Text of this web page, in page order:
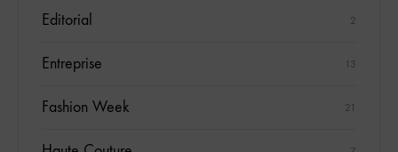
Editorial 2
Entreprise 13
Fashion Week 21